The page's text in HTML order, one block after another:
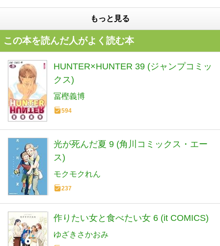
もっと見る
この本を読んだ人がよく読む本
HUNTER×HUNTER 39 (ジャンプコミッ
クス)
冨樫義博
594
光が死んだ夏 9 (角川コミックス・エー
ス)
モクモクれん
237
作りたい女と食べたい女 6 (it COMICS)
ゆざきさかおみ